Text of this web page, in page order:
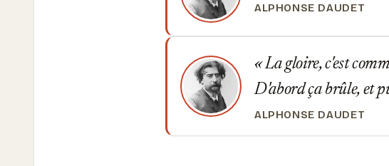
ALPHONSE DAUDET
La gloire, c'est
D'abord ça brûle, et
ALPHONSE DAUDET